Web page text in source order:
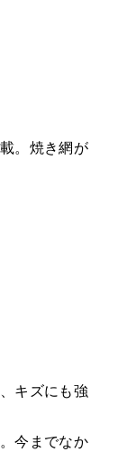
。焼き網が
キズにも強
今までなか